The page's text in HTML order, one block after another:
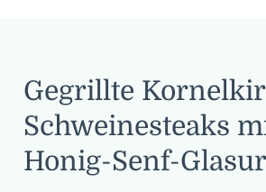
Gegrillte
Schweinesteaks
Honig-Senf-Glasur